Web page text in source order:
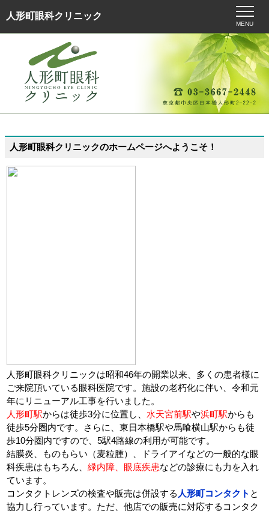
人形町眼科クリニック
MENU
人形町眼科クリニックのホームページへようこそ！
人形町眼科クリニックは昭和46年の開業以来、多くの患者様に
ご来院頂いている眼科医院です。施設の老朽化に伴い、令和元
年にリニューアル工事を行いました。
人形町駅からは徒歩3分に位置し、 水天宮前駅や浜町駅からも
徒歩5分圏内です。さらに、東日本橋駅や馬喰横山駅からも徒
歩10分圏内ですので、5駅4路線の利用が可能です。
結膜炎、ものもらい（麦粒腫）、ドライアイなどの一般的な眼
科疾患はもちろん、 緑内障、眼底疾患などの診療にも力を入れ
ています。
コンタクトレンズの検査や販売は併設する 人形町コンタクト と
協力し行っています。ただ、他店での販売に対応するコンタク